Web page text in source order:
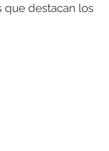
que destacan los